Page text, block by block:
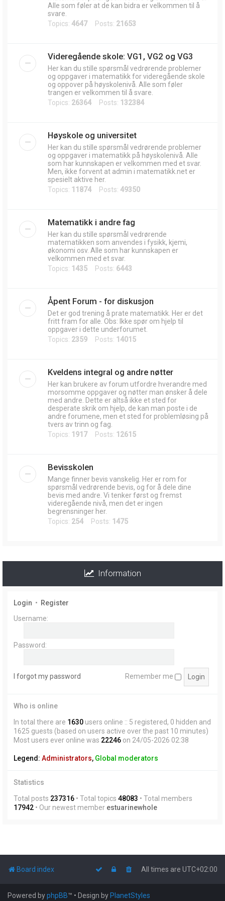
Alle som føler at de kan bidra er velkommen til å
svare.
Topics: 4647Posts: 21653
Videregående skole: VG1, VG2 og VG3
Her kan du stille spørsmål vedrørende problemer
og oppgaver i matematikk for videregående skole
og oppover på høyskolenivå. Alle som føler
trangen er velkommen til å svare.
Topics: 26364 Posts: 132384
Høyskole og universitet
Her kan du stille spørsmål vedrørende problemer
og oppgaver i matematikk på høyskolenivå. Alle
som har kunnskapen er velkommen med et svar.
Men, ikke forvent at admin i matematikk.net er
spesielt aktive her.
Topics: 11874 Posts: 49350
Matematikk i andre fag
Her kan du stille spørsmål vedrørende
matematikken som anvendes i fysikk, kjemi,
økonomi osv. Alle som har kunnskapen er
velkommen med et svar.
Topics: 1435 Posts: 6443
Åpent Forum - for diskusjon
Det er god trening å prate matematikk. Her er det
fritt fram for alle. Obs: Ikke spør om hjelp til
oppgaver i dette underforumet.
Topics: 2359 Posts: 14015
Kveldens integral og andre nøtter
Her kan brukere av forum utfordre hverandre med
morsomme oppgaver og nøtter man ønsker å dele
med andre. Dette er altså ikke et sted for
desperate skrik om hjelp, de kan man poste i de
andre forumene, men et sted for problemløsing på
tvers av trinn og fag.
Topics: 1917Posts: 12615
Bevisskolen
Mange finner bevis vanskelig. Her er rom for
spørsmål vedrørende bevis, og for å dele dine
bevis med andre. Vi tenker først og fremst
videregående nivå, men det er ingen
begrensninger her.
Topics: 254 Posts: 1475
Information
Login • Register
Username:
Password:
I forgot my password Remember me
Who is online
In total there are 1630 users online :: 5 registered, 0 hidden and
1625 guests (based on users active over the past 10 minutes)
Most users ever online was 22246 on 24/05-2026 02:38
Legend: Administrators, Global moderators
Statistics
Total posts 237316 • Total topics 48083 • Total members
17942 • Our newest member estuarinewhole
Board index All times are UTC+02:00
Powered byphpBB™ • Design by PlanetStyles